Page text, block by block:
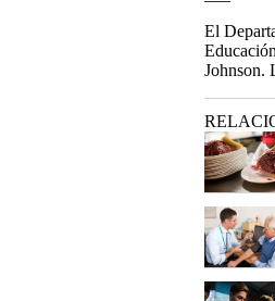
El
Johnson.